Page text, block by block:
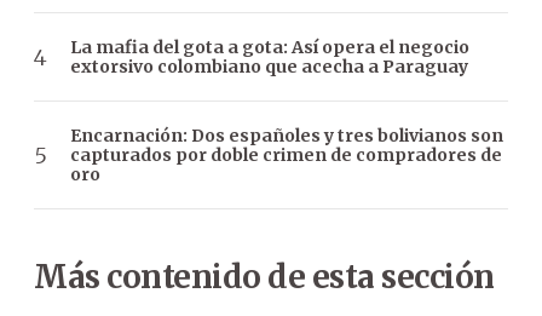
La mafia del gota a gota: Así opera el negocio
extorsivo colombiano que acecha a Paraguay
Encarnación: Dos españoles y tres bolivianos son
capturados por doble crimen de compradores de
oro
Más contenido de esta sección